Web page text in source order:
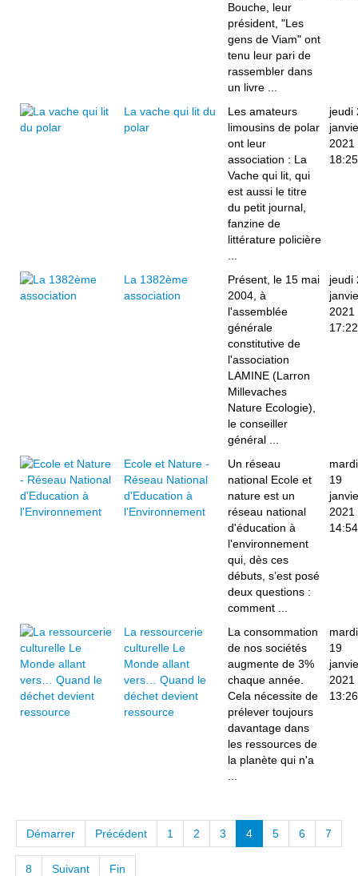
Bouche, leur
président, "Les
gens de Viam" ont
tenu leur pari de
rassembler dans
un livre ...
La vache qui lit du
polar
Les amateurs
limousins de polar
ont leur
association : La
Vache qui lit, qui
est aussi le titre
du petit journal,
fanzine de
littérature policière
jeudi
2021
18:25
La 1382ème
association
Présent, le 15 mai
2004, à
l'assemblée
générale
constitutive de
l'association
LAMINE (Larron
Millevaches
Nature Ecologie),
le conseiller
général ...
jeudi
2021
17:22
Ecole et Nature -
Réseau National
d'Education à
l'Environnement
Un réseau
national Ecole et
nature est un
réseau national
d'éducation à
l'environnement
qui, dès ces
débuts, s’est posé
deux questions :
comment ...
mardi
19
2021
14:54
La ressourcerie
culturelle Le
Monde allant
vers… Quand le
déchet devient
ressource
La consommation
de nos sociétés
augmente de 3%
chaque année.
Cela nécessite de
prélever toujours
davantage dans
les ressources de
la planète qui n'a
mardi
19
2021
13:26
Démarrer Précédent 1 2 3 4 5 6 7
8 Suivant Fin